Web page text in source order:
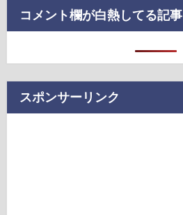
コメント欄が白熱してる記事
スポンサーリンク